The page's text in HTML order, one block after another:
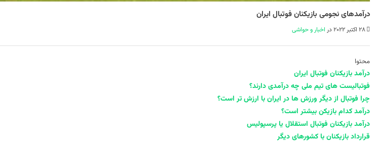
درآمد‌‌های نجومی بازیکنان فوتبال ایران
28 اکتبر 2022 در اخبار و حواشی
محتوا
درآمد بازیکنان فوتبال ایران
فوتبالیست‌ های تیم ملی چه درآمدی دارند؟
چرا فوتبال از دیگر ورزش‌ ها در ایران با ارزش‌ تر است؟
درآمد کدام بازیکن بیشتر است؟
درآمد‌‌ بازیکنان فوتبال استقلال یا پرسپولیس
قرارداد بازیکنان با کشور‌های دیگر